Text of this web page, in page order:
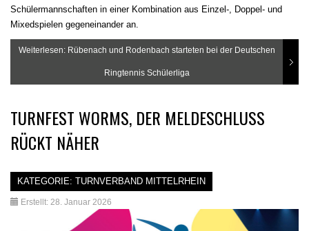
Schülermannschaften in einer Kombination aus Einzel-, Doppel- und
Mixedspielen gegeneinander an.
Weiterlesen: Rübenach und Rodenbach starteten bei der Deutschen
Ringtennis Schülerliga
TURNFEST WORMS, DER MELDESCHLUSS
RÜCKT NÄHER
KATEGORIE: TURNVERBAND MITTELRHEIN
Erstellt: 28. Januar 2026